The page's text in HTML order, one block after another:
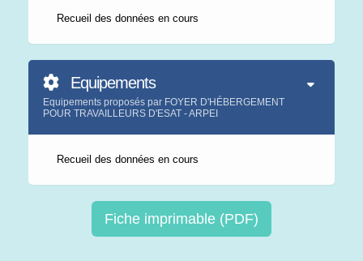
Recueil des données en cours
Equipements
Equipements proposés par FOYER D'HÉBERGEMENT
POUR TRAVAILLEURS D'ESAT - ARPEI
Recueil des données en cours
Fiche imprimable (PDF)